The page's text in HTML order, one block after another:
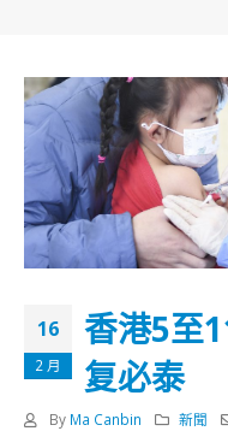
16
2 月
香港5至
复必泰
By Ma Canbin 新聞